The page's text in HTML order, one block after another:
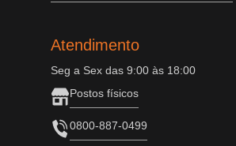
Atendimento
Seg a Sex das 9:00 às 18:00
Postos físicos
0800-887-0499